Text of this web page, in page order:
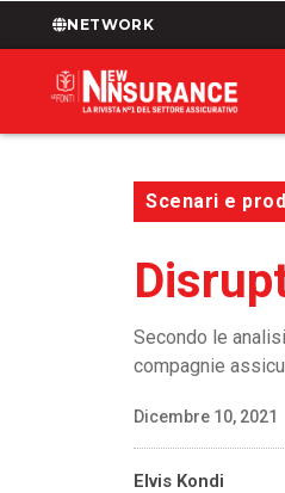
NETWORK
Scenari e
Secondo le
compagnie
Dicembre 10, 2021
Elvis Kondi